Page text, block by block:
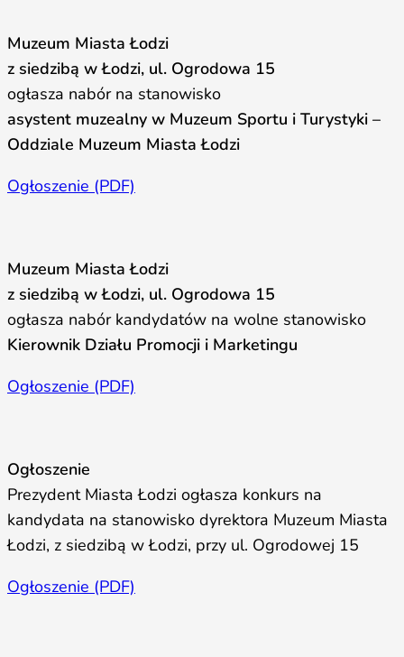
Muzeum Miasta Łodzi
z siedzibą w Łodzi, ul. Ogrodowa 15
ogłasza nabór na stanowisko
asystent muzealny w Muzeum Sportu i Turystyki –
Oddziale Muzeum Miasta Łodzi
Ogłoszenie (PDF)
Muzeum Miasta Łodzi
z siedzibą w Łodzi, ul. Ogrodowa 15
ogłasza nabór kandydatów na wolne stanowisko
Kierownik Działu Promocji i Marketingu
Ogłoszenie (PDF)
Ogłoszenie
Prezydent Miasta Łodzi ogłasza konkurs na
kandydata na stanowisko dyrektora Muzeum Miasta
Łodzi, z siedzibą w Łodzi, przy ul. Ogrodowej 15
Ogłoszenie (PDF)